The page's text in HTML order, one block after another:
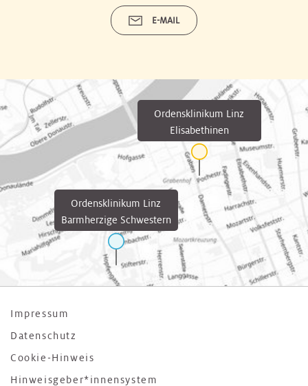
E-MAIL
Ordensklinikum Linz
Barmherzige Schwestern
Ordensklinikum Linz
Elisabethinen
Impressum
Datenschutz
Cookie-Hinweis
Hinweisgeber*innensystem